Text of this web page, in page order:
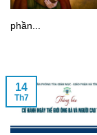
phần...
14
Th7